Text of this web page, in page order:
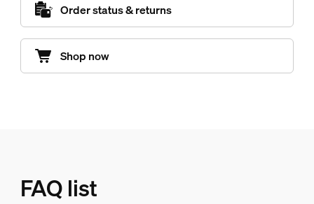
Order status & returns
Shop now
FAQ list